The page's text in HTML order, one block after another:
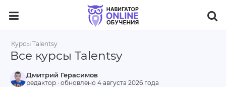
Курсы Talentsy
Все курсы Talentsy
Дмитрий Герасимов
редактор · обновлено 4 августа 2026 года